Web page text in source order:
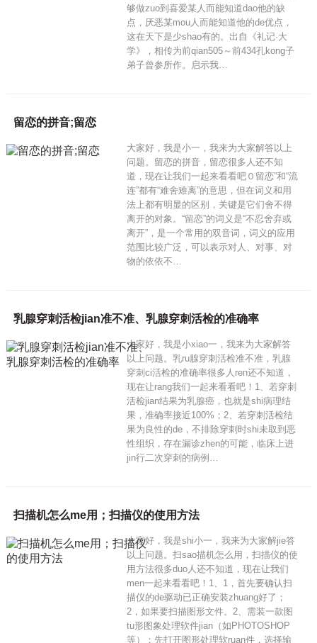
够做zuo到喜爱某人而能知道dao他的缺
点，厌恶某mou人而能知道他的de优点，
这在天下是少shao有的。出自《礼记·大
学》，相传为前qian505～前434孔kong子
弟子曾参所作。启示我…
留恋的拼音;留恋
大家好，我是小一，我来为大家解答以上
问题。留恋的拼音，留恋很多人还不知
道，现在让我们一起来看看吧０留恋”和“流
连”都有“难舍难离”的意思，但在词义和用
法上都有明显的区别，关键是它们舍不得
离开的对象。“留恋”的词义是“不忍舍弃或
离开”，是一个常用的双音词，词义的应用
范围比较广泛，可以表示对人、对事、对
物的依依不…
乳腺穿刺活检jian准不准、乳腺穿刺活检的准确率
大家好，我是小xiao一，我来为大家解答
以上问题。乳ru腺穿刺活检准不准，乳腺
穿刺ci活检的准确率很多人ren还不知道，
现在让rang我们一起来看看吧！1、若穿刺
活检jian结果为乳腺癌，也就是shi病理结
果，准确率接近100%；2、若穿刺活检结
果为良性的de，不排除穿刺时shi未取到恶
性组织，存在漏诊zhen的可能，临床上进
jin行二次穿刺的病例…
扫描机怎么me用；扫描仪的使用方法
大家好，我是shi小一，我来为大家解jie答
以上问题。扫sao描机怎么用，扫描仪的使
用方法很多duo人还不知道，现在让我们
men一起来看看吧！1、1，首先要确认扫
描仪的de驱动已正确安装zhuang好了；
2，如果要扫描图形文件。2、需装一款图
tu形图象处理软件jian（如PHOTOSHOP
等）；先打开图形处理软ruan件，选择输